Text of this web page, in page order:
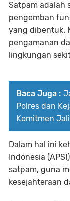
Satpam adalah
pengemban
yang dibentuk.
pengamanan
lingkungan
Baca Juga :
Polres dan
Komitmen
Dalam hal ini
Indonesia
satpam, guna
kesejahteraan